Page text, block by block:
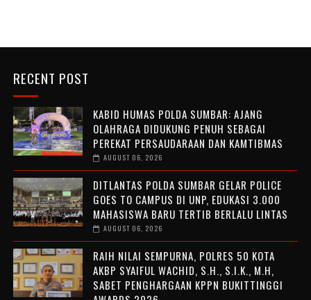
RECENT POST
KABID HUMAS POLDA SUMBAR: AJANG
OLAHRAGA DIDUKUNG PENUH SEBAGAI
PEREKAT PERSAUDARAAN DAN KAMTIBMAS
AUGUST 06, 2026
DITLANTAS POLDA SUMBAR GELAR POLICE
GOES TO CAMPUS DI UNP, EDUKASI 3.000
MAHASISWA BARU TERTIB BERLALU LINTAS
AUGUST 06, 2026
RAIH NILAI SEMPURNA, POLRES 50 KOTA
AKBP SYAIFUL WACHID, S.H., S.I.K., M.H,
SABET PENGHARGAAN KPPN BUKITTINGGI